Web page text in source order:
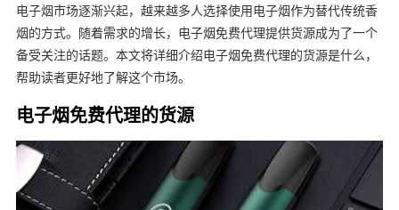
电子烟市场逐渐兴起，越来越多人选择使用电子烟作为替代传统香
烟的方式。随着需求的增长，电子烟免费代理提供货源成为了一个
备受关注的话题。本文将详细介绍电子烟免费代理的货源是什么，
帮助读者更好地了解这个市场。
电子烟免费代理的货源